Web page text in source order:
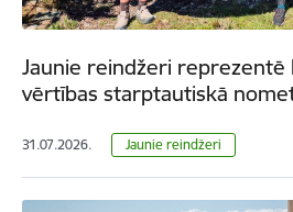
Jaunie reindžeri reprezentē
vērtības starptautiskā
31.07.2026. Jaunie reindžeri